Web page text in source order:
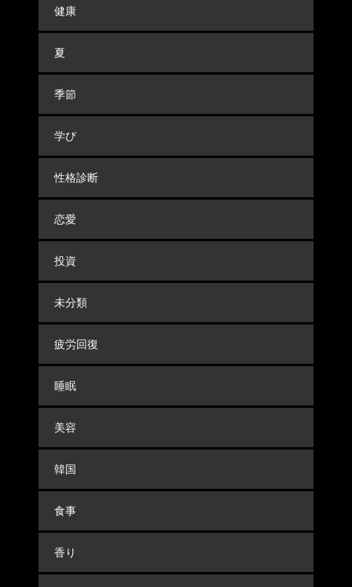
健康
夏
季節
学び
性格診断
恋愛
投資
未分類
疲労回復
睡眠
美容
韓国
食事
香り